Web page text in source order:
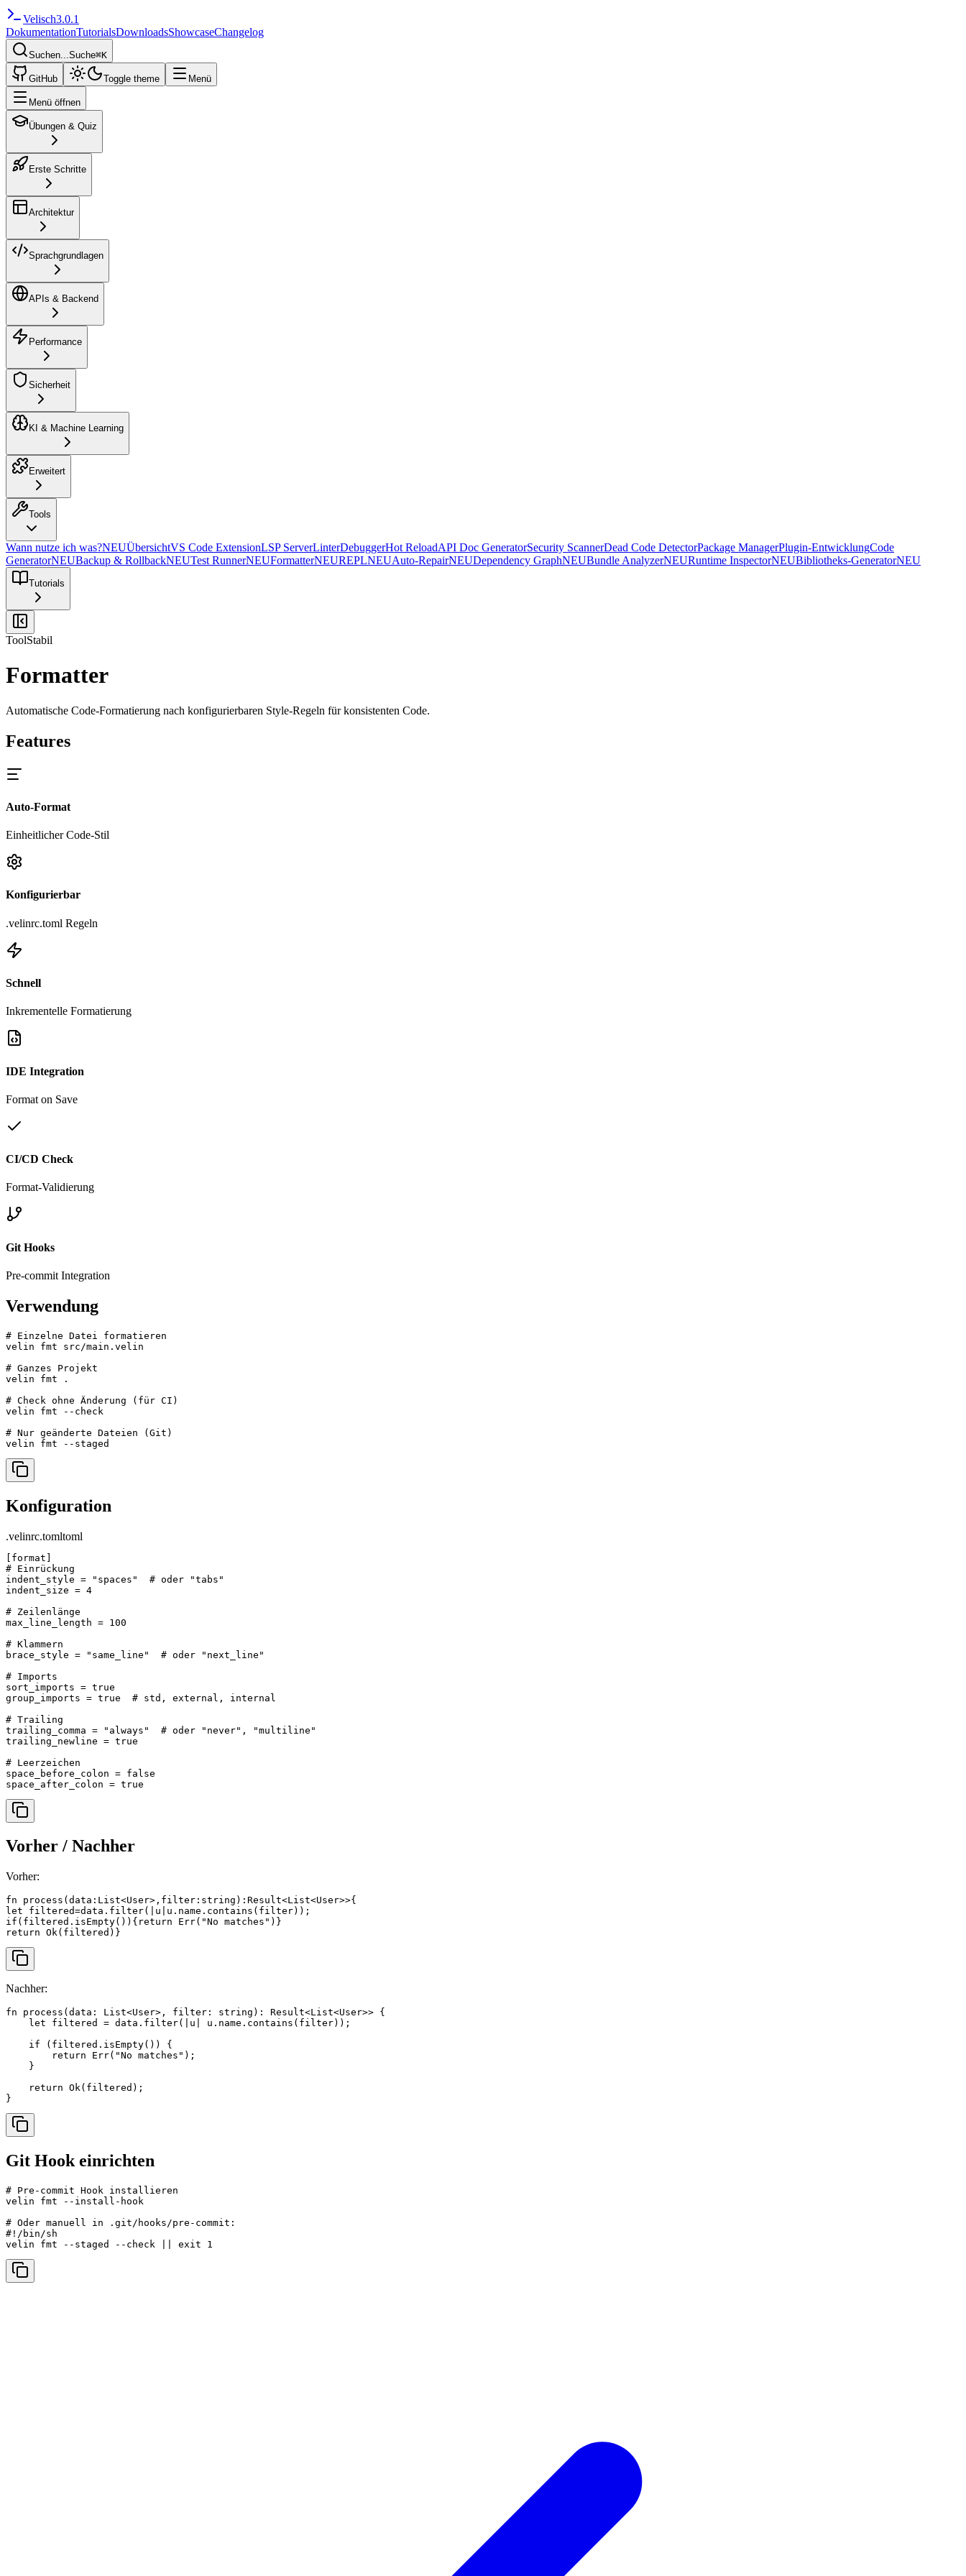
Velisch3.0.1
DokumentationTutorialsDownloadsShowcaseChangelog
Suchen...Suche⌘K
GitHub Toggle theme Menü
Menü öffnen
Übungen & Quiz
Erste Schritte
Architektur
Sprachgrundlagen
APIs & Backend
Performance
Sicherheit
KI & Machine Learning
Erweitert
Tools
Wann nutze ich was?NEUÜbersichtVS Code ExtensionLSP ServerLinterDebuggerHot ReloadAPI Doc GeneratorSecurity ScannerDead Code DetectorPackage ManagerPlugin-EntwicklungCode
GeneratorNEUBackup & RollbackNEUTest RunnerNEUFormatterNEUREPLNEUAuto-RepairNEUDependency GraphNEUBundle AnalyzerNEURuntime InspectorNEUBibliotheks-GeneratorNEU
Tutorials
ToolStabil
Formatter
Automatische Code-Formatierung nach konfigurierbaren Style-Regeln für konsistenten Code.
Features
Auto-Format
Einheitlicher Code-Stil
Konfigurierbar
.velinrc.toml Regeln
Schnell
Inkrementelle Formatierung
IDE Integration
Format on Save
CI/CD Check
Format-Validierung
Git Hooks
Pre-commit Integration
Verwendung
# Einzelne Datei formatieren
velin fmt src/main.velin
# Ganzes Projekt
velin fmt .
# Check ohne Änderung (für CI)
velin fmt --check
# Nur geänderte Dateien (Git)
velin fmt --staged
Konfiguration
.velinrc.tomltoml
[format]
# Einrückung
indent_style = "spaces"  # oder "tabs"
indent_size = 4
# Zeilenlänge
max_line_length = 100
# Klammern
brace_style = "same_line"  # oder "next_line"
# Imports
sort_imports = true
group_imports = true  # std, external, internal
# Trailing
trailing_comma = "always"  # oder "never", "multiline"
trailing_newline = true
# Leerzeichen
space_before_colon = false
space_after_colon = true
Vorher / Nachher
Vorher:
fn process(data:List<User>,filter:string):Result<List<User>>{
let filtered=data.filter(|u|u.name.contains(filter));
if(filtered.isEmpty()){return Err("No matches")}
return Ok(filtered)}
Nachher:
fn process(data: List<User>, filter: string): Result<List<User>> {
    let filtered = data.filter(|u| u.name.contains(filter));
    if (filtered.isEmpty()) {
        return Err("No matches");
    }
    return Ok(filtered);
}
Git Hook einrichten
# Pre-commit Hook installieren
velin fmt --install-hook
# Oder manuell in .git/hooks/pre-commit:
#!/bin/sh
velin fmt --staged --check || exit 1